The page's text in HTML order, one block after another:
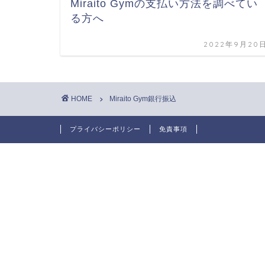
Miraito Gymの支払い方法を調べてい
る方へ
2022年9月20
HOME Miraito Gym銀行振込
プライバシーポリシー 免責事項